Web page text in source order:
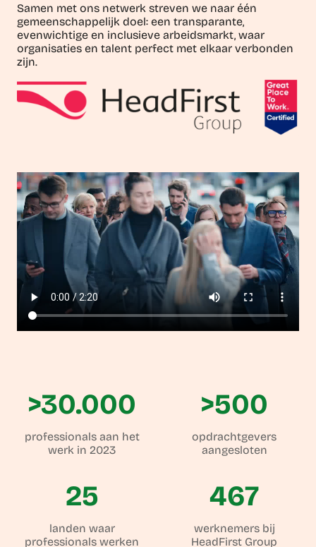
Samen met ons netwerk streven we naar één
gemeenschappelijk doel: een transparante,
evenwichtige en inclusieve arbeidsmarkt, waar
organisaties en talent perfect met elkaar verbonden
zijn.
>30.000
professionals aan het
werk in 2023
>500
opdrachtgevers
aangesloten
25
landen waar
professionals werken
467
werknemers bij
HeadFirst Group